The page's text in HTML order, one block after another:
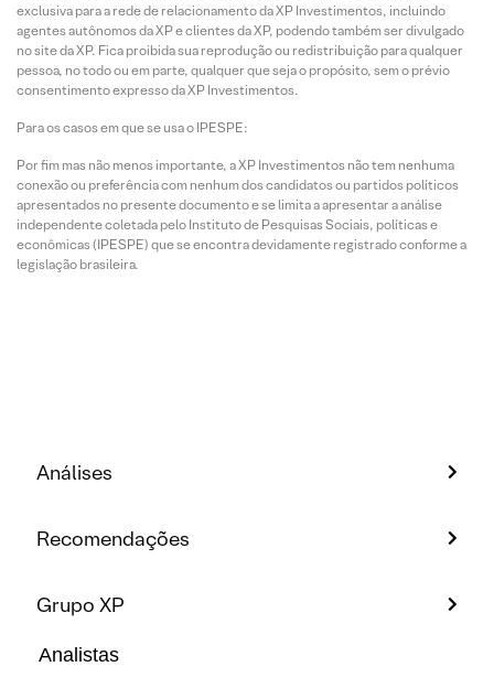
exclusiva para a rede de relacionamento da XP Investimentos, incluindo
agentes autônomos da XP e clientes da XP, podendo também ser divulgado
no site da XP. Fica proibida sua reprodução ou redistribuição para qualquer
pessoa, no todo ou em parte, qualquer que seja o propósito, sem o prévio
consentimento expresso da XP Investimentos.
Para os casos em que se usa o IPESPE:
Por fim mas não menos importante, a XP Investimentos não tem nenhuma
conexão ou preferência com nenhum dos candidatos ou partidos políticos
apresentados no presente documento e se limita a apresentar a análise
independente coletada pelo Instituto de Pesquisas Sociais, políticas e
econômicas (IPESPE) que se encontra devidamente registrado conforme a
legislação brasileira.
Análises
Recomendações
Grupo XP
Analistas